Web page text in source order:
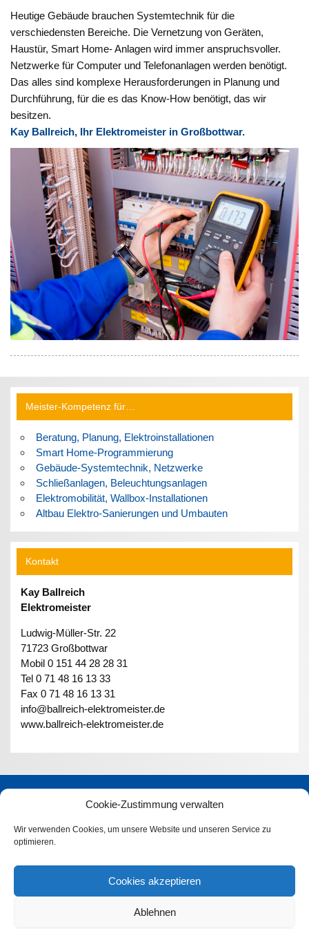
Cookie-Zustimmung verwalten
Wir verwenden Cookies, um unsere Website und unseren Service zu
optimieren.
Cookies akzeptieren
Ablehnen
Heutige Gebäude brauchen Systemtechnik für die
verschiedensten Bereiche. Die Vernetzung von Geräten,
Haustür, Smart Home- Anlagen wird immer anspruchsvoller.
Netzwerke für Computer und Telefonanlagen werden benötigt.
Das alles sind komplexe Herausforderungen in Planung und
Durchführung, für die es das Know-How benötigt, das wir
besitzen.
Kay Ballreich, Ihr Elektromeister in Großbottwar.
Meister-Kompetenz für…
Beratung, Planung, Elektroinstallationen
Smart Home-Programmierung
Gebäude-Systemtechnik, Netzwerke
Schließanlagen, Beleuchtungsanlagen
Elektromobilität, Wallbox-Installationen
Altbau Elektro-Sanierungen und Umbauten
Kontakt
Kay Ballreich
Elektromeister
Ludwig-Müller-Str. 22
71723 Großbottwar
Mobil 0 151 44 28 28 31
Tel 0 71 48 16 13 33
Fax 0 71 48 16 13 31
info@ballreich-elektromeister.de
www.ballreich-elektromeister.de
Datenschutzerklärung